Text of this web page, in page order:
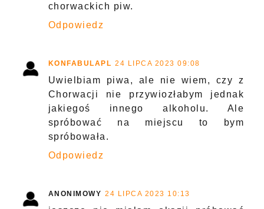
chorwackich piw.
Odpowiedz
KONFABULAPL 24 LIPCA 2023 09:08
Uwielbiam piwa, ale nie wiem, czy z
Chorwacji nie przywiozłabym jednak
jakiegoś innego alkoholu. Ale
spróbować na miejscu to bym
spróbowała.
Odpowiedz
ANONIMOWY 24 LIPCA 2023 10:13